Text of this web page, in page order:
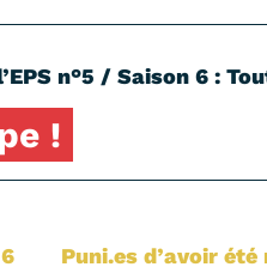
n°5 / Saison 6 :
!
Puni.es d’avoir